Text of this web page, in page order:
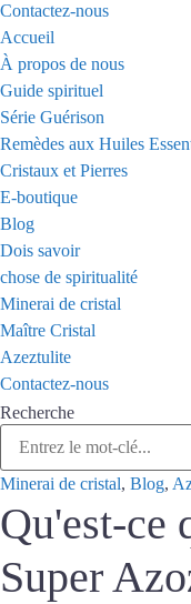
Contactez-nous
Accueil
À propos de nous
Guide spirituel
Série Guérison
Remèdes aux Huiles
Cristaux et Pierres
E-boutique
Blog
Dois savoir
chose de spiritualité
Minerai de cristal
Maître Cristal
Azeztulite
Contactez-nous
Recherche
Minerai de cristal, Blog,
Qu'est-ce
Super